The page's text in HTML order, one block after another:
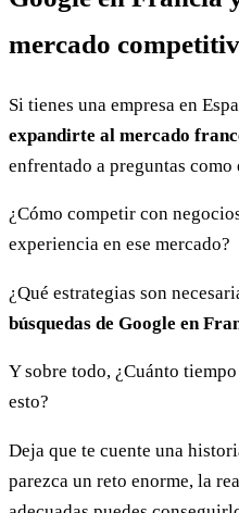
mercado
Si tienes una empresa en
expandirte al mercado
enfrentado a preguntas como
¿Cómo competir con
experiencia en ese mercado?
¿Qué estrategias son
búsquedas de Google en
Y sobre todo, ¿Cuánto
esto?
Deja que te cuente una
parezca un reto enorme, la